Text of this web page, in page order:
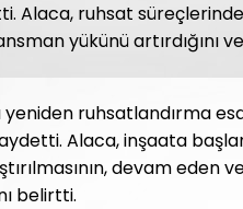
Alaca, ruhsat
yükünü artırdığını
ruhsatlandırma
Alaca, inşaata
devam eden
belirtti.